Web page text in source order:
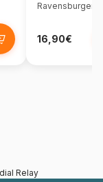
Ravensburger
16,90€
Relay